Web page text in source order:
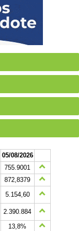
05/08/2026
755.9001
872,8379
5.154,60
2.390.884
13,8%